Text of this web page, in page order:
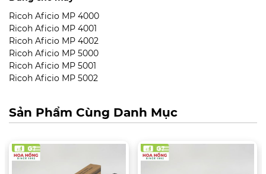
Ricoh Aficio MP 4000
Ricoh Aficio MP 4001
Ricoh Aficio MP 4002
Ricoh Aficio MP 5000
Ricoh Aficio MP 5001
Ricoh Aficio MP 5002
Sản Phẩm Cùng Danh Mục